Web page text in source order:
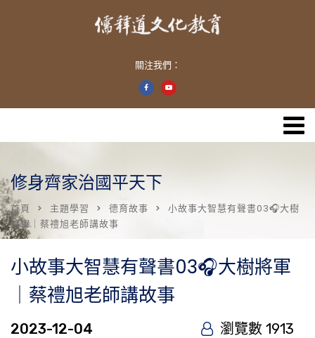
關注我們：
修身齊家治國平天下
首頁 主題學習 德育故事
小故事大智慧有聲書03🎧大樹
將軍｜蔡禮旭老師講故事
小故事大智慧有聲書03🎧大樹將軍
｜蔡禮旭老師講故事
2023-12-04 瀏覽數 1913